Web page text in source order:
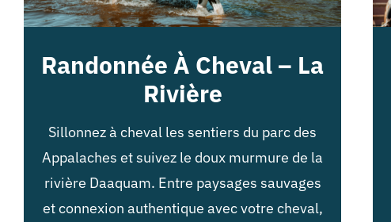
Randonnée À Cheval – La
Rivière
Sillonnez à cheval les sentiers du parc des
Appalaches et suivez le doux murmure de la
rivière Daaquam. Entre paysages sauvages
et connexion authentique avec votre cheval,